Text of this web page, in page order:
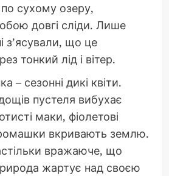
сухому озеру,
довгі сліди. Лише
з’ясували, що це
тонкий лід і вітер.
– сезонні дикі квіти.
пустеля вибухає
маки, фіолетові
ромашки вкривають землю.
вражаюче, що
жартує над своєю